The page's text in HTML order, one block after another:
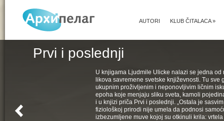
KLUB ČITALACA»
AUTORI
Prvi i poslednji
U knjigama Ljudmile Ulicke nalazi se jedna
likova savremene svetske književnosti. Tu sve
ukupnim proživljenim i neponovljivim ličnim
epoha koje menjaju sliku sveta, kamoli
i u knjizi priča Prvi i poslednji. „Ostala je
fiziološkoj prirodi nije umela da podnosi
izbezumljene muve kojoj su otkinuli krila: